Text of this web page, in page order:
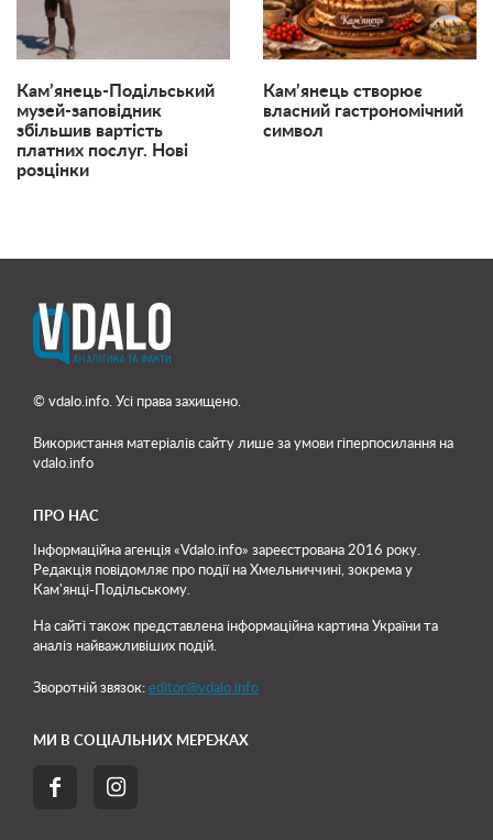
Кам’янець-Подільський
музей-заповідник
збільшив вартість
платних послуг. Нові
розцінки
Кам’янець створює
власний гастрономічний
символ
© vdalo.info. Усі права захищено.
Використання матеріалів сайту лише за умови гіперпосилання на
vdalo.info
ПРО НАС
Інформаційна агенція «Vdalo.info» зареєстрована 2016 року.
Редакція повідомляє про події на Хмельниччині, зокрема у
Кам'янці-Подільському.
На сайті також представлена інформаційна картина України та
аналіз найважливіших подій.
Зворотній звязок: editor@vdalo.info
МИ В СОЦІАЛЬНИХ МЕРЕЖАХ
 